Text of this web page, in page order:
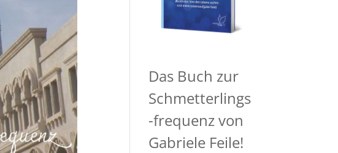
Das Buch zur
Schmetterlings
-frequenz von
Gabriele Feile!